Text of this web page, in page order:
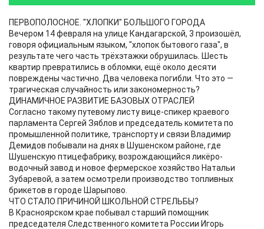
ПЕРВОПОЛОСНОЕ. "ХЛОПКИ" БОЛЬШОГО ГОРОДА
Вечером 14 февраля на улице Кандагарской, 3 произошёл,
говоря официальным языком, "хлопок бытового газа", в
результате чего часть трёхэтажки обрушилась. Шесть
квартир превратились в обломки, ещё около десяти
повреждены частично. Два человека погибли. Что это —
трагическая случайность или закономерность?
ДИНАМИЧНОЕ РАЗВИТИЕ БАЗОВЫХ ОТРАСЛЕЙ
Согласно такому путевому листу вице-спикер краевого
парламента Сергей Зяблов и председатель комитета по
промышленной политике, транспорту и связи Владимир
Демидов побывали на днях в Шушенском районе, где
Шушенскую птицефабрику, возрождающийся ликёро-
водочный завод и новое фермерское хозяйство Натальи
Зубаревой, а затем осмотрели производство топливных
брикетов в городе Шарыпово.
ЧТО СТАЛО ПРИЧИНОЙ ШКОЛЬНОЙ СТРЕЛЬБЫ?
В Красноярском крае побывал старший помощник
председателя Следственного комитета России Игорь